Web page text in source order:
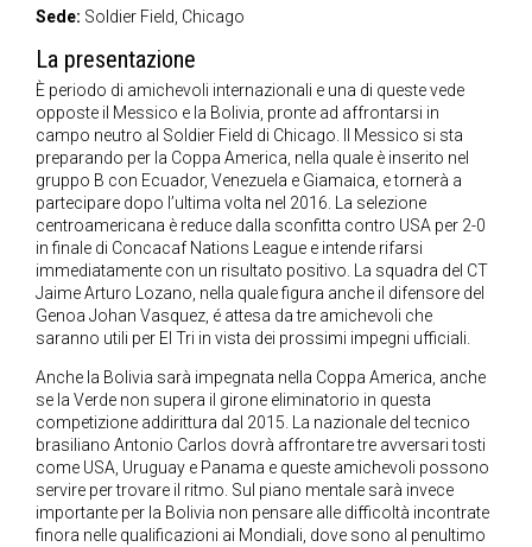
Sede: Soldier Field, Chicago
La presentazione
È periodo di amichevoli internazionali e una di queste vede
opposte il Messico e la Bolivia, pronte ad affrontarsi in
campo neutro al Soldier Field di Chicago. Il Messico si sta
preparando per la Coppa America, nella quale è inserito nel
gruppo B con Ecuador, Venezuela e Giamaica, e tornerà a
partecipare dopo l’ultima volta nel 2016. La selezione
centroamericana è reduce dalla sconfitta contro USA per 2-0
in finale di Concacaf Nations League e intende rifarsi
immediatamente con un risultato positivo. La squadra del CT
Jaime Arturo Lozano, nella quale figura anche il difensore del
Genoa Johan Vasquez, é attesa da tre amichevoli che
saranno utili per El Tri in vista dei prossimi impegni ufficiali.
Anche la Bolivia sarà impegnata nella Coppa America, anche
se la Verde non supera il girone eliminatorio in questa
competizione addirittura dal 2015. La nazionale del tecnico
brasiliano Antonio Carlos dovrà affrontare tre avversari tosti
come USA, Uruguay e Panama e queste amichevoli possono
servire per trovare il ritmo. Sul piano mentale sarà invece
importante per la Bolivia non pensare alle difficoltà incontrate
finora nelle qualificazioni ai Mondiali, dove sono al penultimo